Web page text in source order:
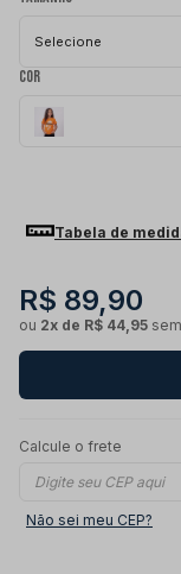
Selecione
Cor
Tabela de
R$ 89,90
ou 2x de R$ 44,95
Calcule o frete
Não sei meu CEP?